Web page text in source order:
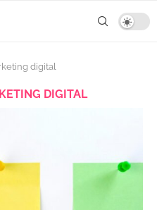
digital
DIGITAL